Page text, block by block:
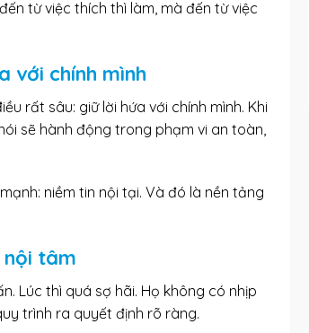
từ việc thích thì làm, mà đến từ việc
với chính mình
rất sâu: giữ lời hứa với chính mình. Khi
sẽ hành động trong phạm vi an toàn,
niềm tin nội tại. Và đó là nền tảng
tâm
Lúc thì quá sợ hãi. Họ không có nhịp
trình ra quyết định rõ ràng.